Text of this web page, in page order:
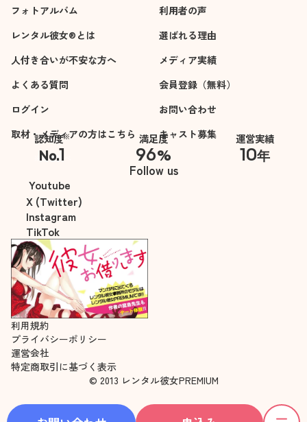
フォトアルバム
利用者の声
レンタル彼女®とは
選ばれる理由
人付き合いが不安な方へ
メディア実績
よくある質問
会員登録（無料）
ログイン
お問い合わせ
取材・メディアの方はこちら
キャスト募集
認知度※
No.1
※自社調べ
満足度
96%
運営実績
10年
Follow us
Youtube
X (Twitter)
Instagram
TikTok
利用規約
プライバシーポリシー
運営会社
特定商取引に基づく表示
© 2013 レンタル彼女PREMIUM